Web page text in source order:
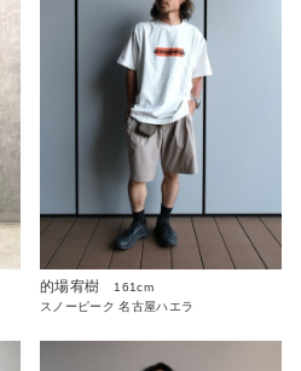
的場宥樹
161cm
スノーピーク 名古屋ハエラ